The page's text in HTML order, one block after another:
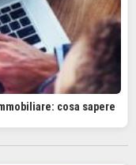
cosa sapere